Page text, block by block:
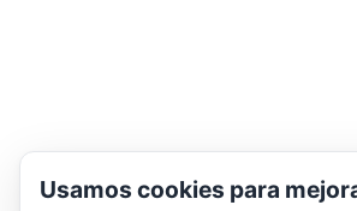
Usamos cookies para